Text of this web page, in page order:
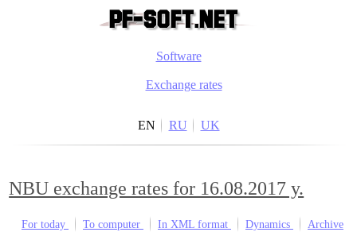
Software
Exchange rates
EN RU UK
NBU exchange rates for 16.08.2017 y.
For today To computer In XML format Dynamics Archive